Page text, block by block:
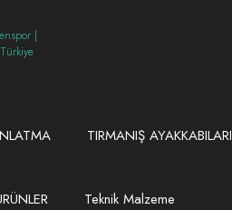
TIRMANIŞ AYAKKABILARI
Teknik Malzeme